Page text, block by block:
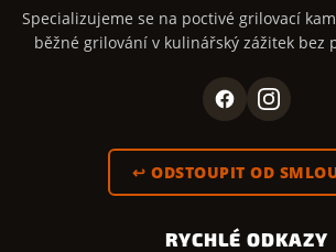
Specializujeme se na poctivé grilovací
běžné grilování v kulinářský zážitek bez
↩ ODSTOUPIT OD
RYCHLÉ ODKAZY